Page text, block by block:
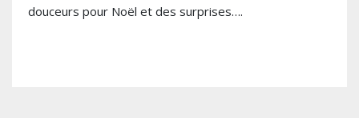
douceurs pour Noël et des surprises….